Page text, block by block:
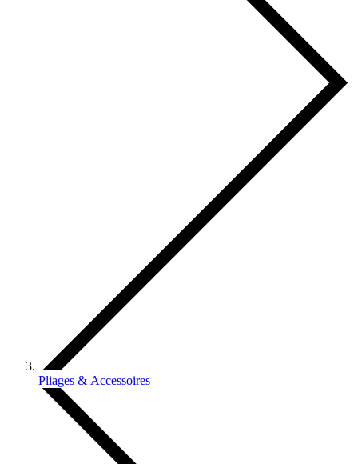
Pliages & Accessoires